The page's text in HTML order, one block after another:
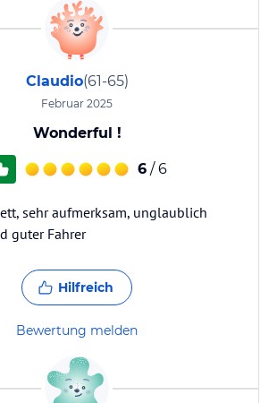
Claudio(61-65)
Februar 2025
Wonderful !
6 / 6
sehr aufmerksam, unglaublich
guter Fahrer
Hilfreich
Bewertung melden